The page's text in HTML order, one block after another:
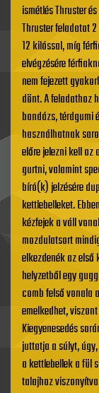
ismétlés Thruster
Thruster feladatot
12 kilóssal, míg
elvégzésére
nem fejezett
dönt. A feladathoz
bandázs, térdgumi
használhatnak
előre jelezni kell
gurtni, valamint
bíró(k) jelzésére
kettlebelleket.
kézfejek a váll
mozdulatsort
elkezdenék az
helyzetből egy
comb felső vonala
emelkedhet,
Kiegyenesedés
juttatja a súlyt,
a kettlebellek a fül
talajhoz